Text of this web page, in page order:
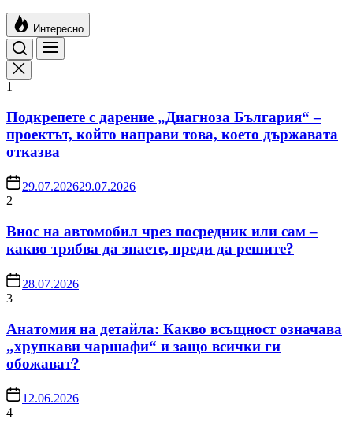
Интересно
1
Подкрепете с дарение „Диагноза България“ –
проектът, който направи това, което държавата
отказва
29.07.202629.07.2026
2
Внос на автомобил чрез посредник или сам –
какво трябва да знаете, преди да решите?
28.07.2026
3
Анатомия на детайла: Какво всъщност означава
„хрупкави чаршафи“ и защо всички ги
обожават?
12.06.2026
4